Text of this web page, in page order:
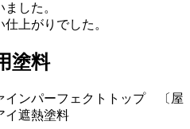
した。
上がりでした。
塗料
インパーフェクトトップ 〔屋
イ遮熱塗料